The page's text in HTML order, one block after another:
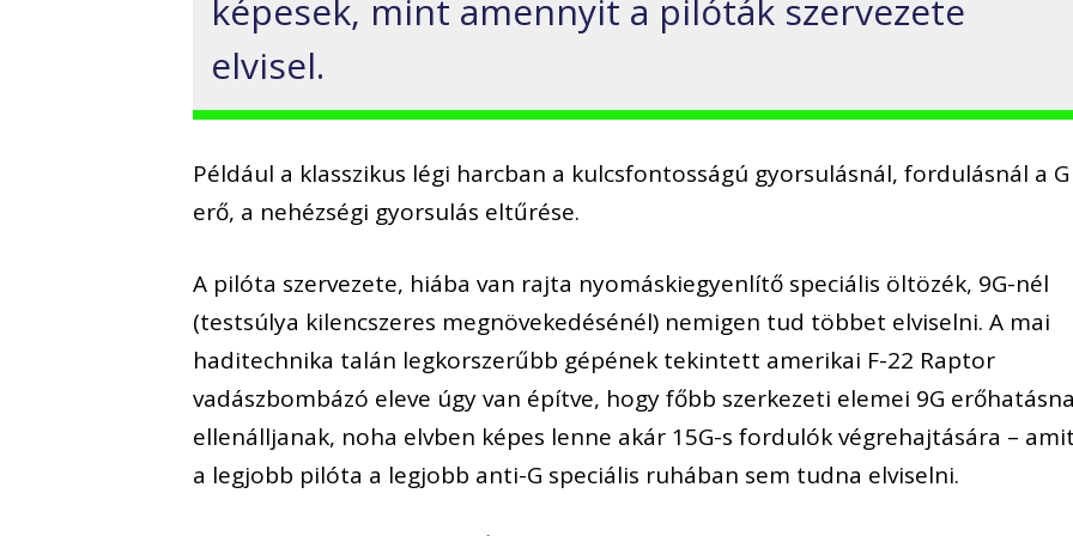
képesek, mint amennyit a pilóták szervezete
elvisel.
Például a klasszikus légi harcban a kulcsfontosságú gyorsulásnál, fordulásnál a G
erő, a nehézségi gyorsulás eltűrése.
A pilóta szervezete, hiába van rajta nyomáskiegyenlítő speciális öltözék, 9G-nél
(testsúlya kilencszeres megnövekedésénél) nemigen tud többet elviselni. A mai
haditechnika talán legkorszerűbb gépének tekintett amerikai F-22 Raptor
vadászbombázó eleve úgy van építve, hogy főbb szerkezeti elemei 9G
ellenálljanak, noha elvben képes lenne akár 15G-s fordulók végrehajtására –
a legjobb pilóta a legjobb anti-G speciális ruhában sem tudna elviselni.